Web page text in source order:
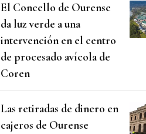
El Concello de Ourense
da luz verde a una
intervención en el centro
de procesado avícola de
Coren
Las retiradas de dinero en
cajeros de Ourense